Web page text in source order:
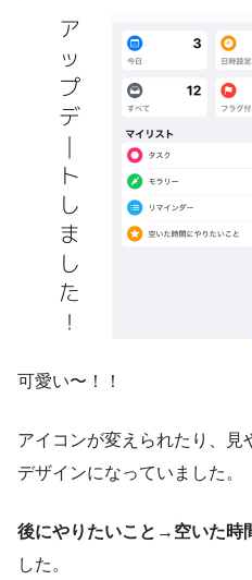
可愛い〜！！
アイコンが変えられたり、見
デザインになっていました。
後にやりたいこと→空いた時
した。